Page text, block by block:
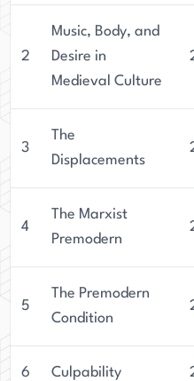
2
Music, Body, and
Desire in
Medieval Culture
3
The
Displacements
4
The Marxist
Premodern
5
The Premodern
Condition
6 Culpability